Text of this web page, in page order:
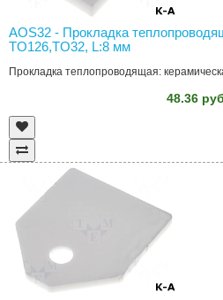
AOS32 - Прокладка
TO126,TO32, L:8 мм
Прокладка теплопроводящая:
48.36